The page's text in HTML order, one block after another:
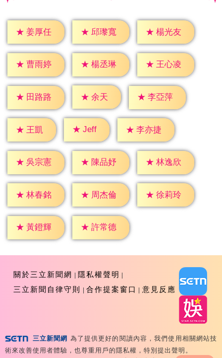
★ 姜厚任 ★ 邱瓈寬 ★ 楊光友
★ 曹雨婷 ★ 楊丞琳 ★ 王心凌
★ 田路路 ★ 余天 ★ 李亞萍
★ 王凱 ★ Jeff ★ 李亦捷
★ 吳宗憲 ★ 陳品妤 ★ 林逸欣
★ 林春銘 ★ 周杰倫 ★ 徐莉玲
★ 黃鐙輝 ★ 許常德
關於三立新聞網
隱私權聲明
三立新聞自律守則
合作提案窗口 意見反應
Copyright ©2026 Sanlih E-Television All Rights
Reserved 版權所有 盜用必究 台北市內湖區舊宗路一段159
三立新聞網 為了提供更好的閱讀內容，我們使用相關網站技
術來改善使用者體驗，也尊重用戶的隱私權，特別提出聲明。